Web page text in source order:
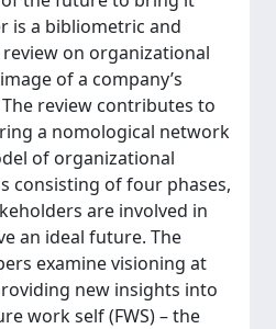
is a bibliometric and
on organizational
of a company’s
review contributes to
a nomological network
of organizational
consisting of four phases,
are involved in
an ideal future. The
examine visioning at
new insights into
work self (FWS) – the